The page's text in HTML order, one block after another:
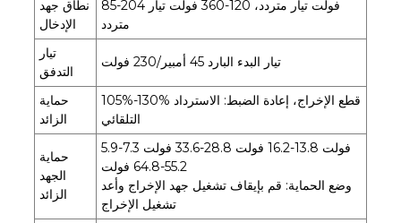
نطاق جهد
الإدخال
85-204 فولت تيار متردد، 120-360 فولت تيار
متردد
تيار
التدفق
تيار البدء البارد 45 أمبير/230 فولت
حماية
الزائد
105%-130% قطع الإخراج، إعادة الضبط: الاسترداد
التلقائي
حماية
الجهد
الزائد
5.9-7.3 فولت 13.8-16.2 فولت 28.8-33.6 فولت
55.2-64.8 فولت
وضع الحماية: قم بإيقاف تشغيل جهد الإخراج وأعد
تشغيل الإخراج